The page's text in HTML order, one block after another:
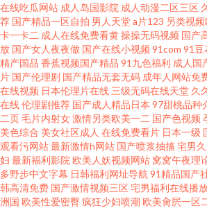
福利导航 日韩AV一 91精品国产99久久 国产91系列
区 AY视频资源在线 欧卅综合视频 91夫妻交换论坛
影 91人人蜜桃网 极品91福利 午夜福利在线你懂 91
入视频 国产精海角 色五月婷姐 91视频观看 激情猫
线 91中文国产视频 欧美性交精品视频大全 91秘密
网
在线吃瓜网站 成人岛国影院 成人动漫二区三区
荐 国产精品一区自拍 男人天堂a片123 另类视
卡一卡二 成人在线免费看黄操操无码视频 国产
放 国产女人夜夜做 国产在线小视频 91com 91豆
精产国品 香蕉视频国产精品 91九色福利 成人国
片 国产伦理剧 国产精品无套无码 成年人网站免
在线视频 日本伦理片在线 三级无码在线天堂 久
在线伦理剧推荐 国产成人精品日本 97甜桃品种
二页毛片内射女激情另类欧美一二 国产色视频
美色综合 美女社区成人 在线免费看片 日本一级
观看污网站最新激情h网站 国产喷浆抽搐宅男
妇 最新福利影院 欧美人妖视频网站 窝窝午夜理
多野步中文字幕 日韩福利网址导航 91精品国产
韩高清免费 国产激情视频三区宅男福利在线播
洲国 欧美性爱密臀疯狂少妇喷潮欧美肏屄一区